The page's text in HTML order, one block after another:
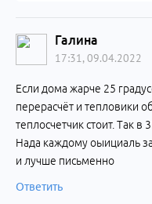
Галина
17:31, 09.04.2022
Если дома жарче 25
перерасчёт и тепловики
теплосчетчик стоит. Так
Нада каждому оыициаль
и лучше письменно
Ответить